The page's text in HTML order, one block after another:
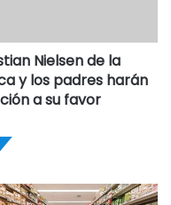
una serie de
realizó el 27 de
los policías de la
Nielsen de la
y los padres harán
a su favor